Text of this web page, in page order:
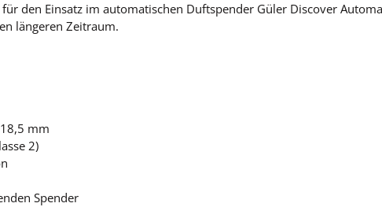
den Einsatz im automatischen Duftspender Güler Discover
längeren Zeitraum.
mm
2)
Spender